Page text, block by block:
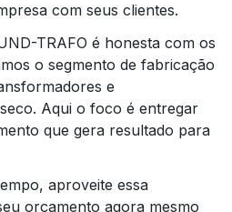
com seus clientes.
TRAFO é honesta com os
o segmento de fabricação
e
Aqui o foco é entregar
que gera resultado para
aproveite essa
orçamento agora mesmo